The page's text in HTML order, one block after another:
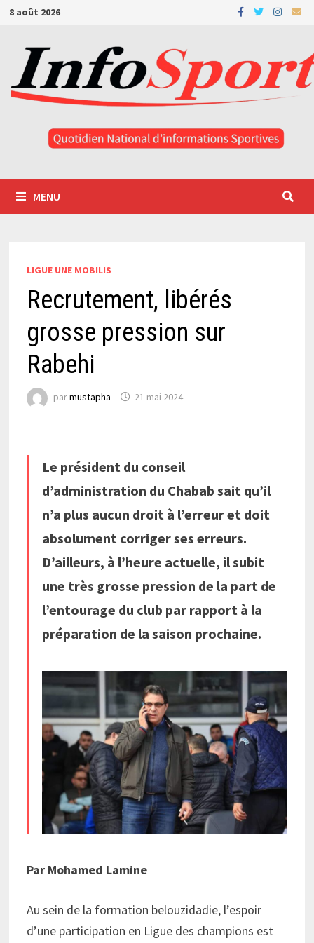
Passer
contenu
8 août 2026
MENU
LIGUE UNE MOBILIS
Recrutement, libérés
grosse pression sur
Rabehi
parmustapha 21 mai 2024
Le président du conseil
d’administration du Chabab sait qu’il
n’a plus aucun droit à l’erreur et doit
absolument corriger ses erreurs.
D’ailleurs, à l’heure actuelle, il subit
une très grosse pression de la part de
l’entourage du club par rapport à la
préparation de la saison prochaine.
Par Mohamed Lamine
Au sein de la formation belouzidadie, l’espoir
d’une participation en Ligue des champions est